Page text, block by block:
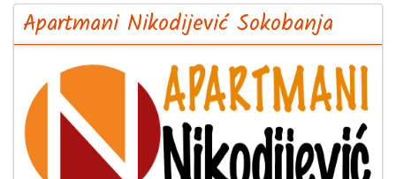
Apartmani Nikodijević Sokobanja